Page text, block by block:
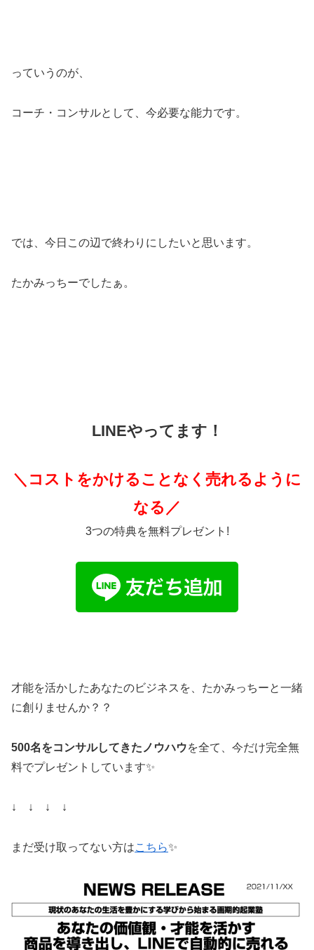
っていうのが、
コーチ・コンサルとして、今必要な能力です。
では、今日この辺で終わりにしたいと思います。
たかみっちーでしたぁ。
LINEやってます！
＼コストをかけることなく売れるように
なる／
3つの特典を無料プレゼント!
才能を活かしたあなたのビジネスを、たかみっちーと一緒
に創りませんか？？
500名をコンサルしてきたノウハウを全て、今だけ完全無
料でプレゼントしています✨
↓ ↓ ↓ ↓
まだ受け取ってない方はこちら✨